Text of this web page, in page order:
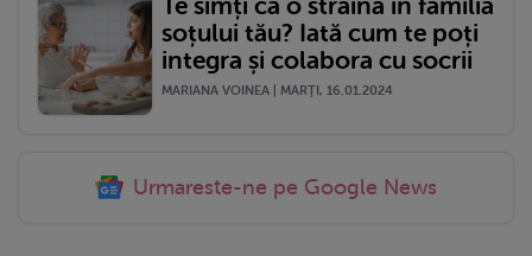
Te simți ca o străină în familia
soțului tău? Iată cum te poți
integra și colabora cu socrii
MARIANA VOINEA | MARŢI, 16.01.2024
Urmareste-ne pe Google News